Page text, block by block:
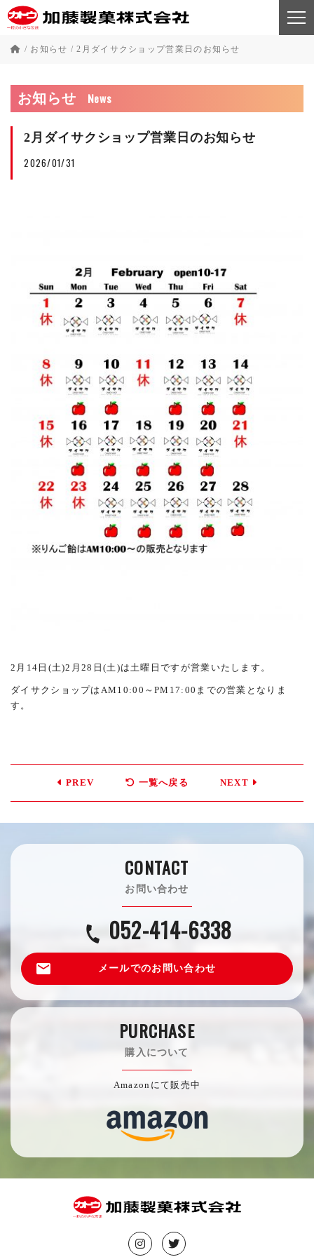
/ お知らせ /2月ダイサクショップ営業日のお知らせ
お知らせ News
2月ダイサクショップ営業日のお知らせ
2026/01/31
2月14日(土)2月28日(土)は土曜日ですが営業いたします。
ダイサクショップはAM10:00～PM17:00までの営業となりま
す。
PREV 一覧へ戻る NEXT
CONTACT
お問い合わせ
call 052-414-6338
email メールでのお問い合わせ
PURCHASE
購入について
Amazonにて販売中